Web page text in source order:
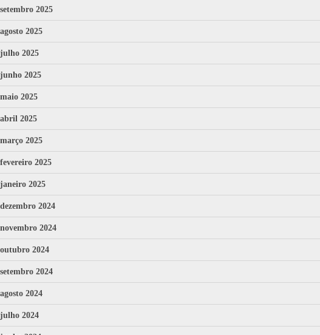
setembro 2025
agosto 2025
julho 2025
junho 2025
maio 2025
abril 2025
março 2025
fevereiro 2025
janeiro 2025
dezembro 2024
novembro 2024
outubro 2024
setembro 2024
agosto 2024
julho 2024